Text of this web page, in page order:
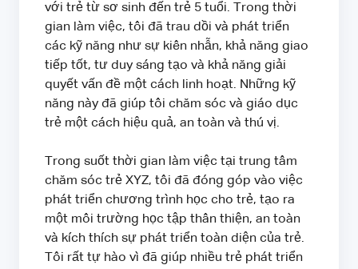
với trẻ từ sơ sinh đến trẻ 5 tuổi. Trong thời
gian làm việc, tôi đã trau dồi và phát triển
các kỹ năng như sự kiên nhẫn, khả năng giao
tiếp tốt, tư duy sáng tạo và khả năng giải
quyết vấn đề một cách linh hoạt. Những kỹ
năng này đã giúp tôi chăm sóc và giáo dục
trẻ một cách hiệu quả, an toàn và thú vị.
Trong suốt thời gian làm việc tại trung tâm
chăm sóc trẻ XYZ, tôi đã đóng góp vào việc
phát triển chương trình học cho trẻ, tạo ra
một môi trường học tập thân thiện, an toàn
và kích thích sự phát triển toàn diện của trẻ.
Tôi rất tự hào vì đã giúp nhiều trẻ phát triển